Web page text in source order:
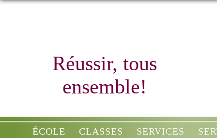
Réussir, tous
ensemble!
ÉCOLE CLASSES SERVICES